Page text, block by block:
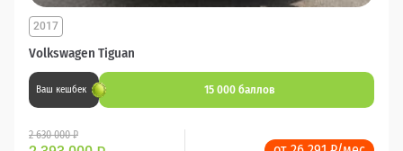
Volkswagen Tiguan
2017
Ваш кешбек 15 000 баллов
2 630 000 ₽